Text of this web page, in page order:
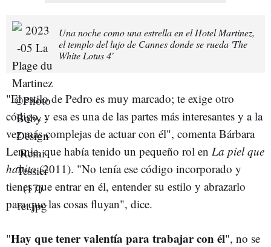
Una noche como una estrella en el Hotel Martinez,
el templo del lujo de Cannes donde se rueda 'The
White Lotus 4'
"El estilo de Pedro es muy marcado; te exige otro
código, y esa es una de las partes más interesantes y a la
vez más complejas de actuar con él", comenta Bárbara
Lennie, que había tenido un pequeño rol en La piel que
habito(2011). "No tenía ese código incorporado y
tienes que entrar en él, entender su estilo y abrazarlo
para que las cosas fluyan", dice.
"Hay que tener valentía para trabajar con él", no se